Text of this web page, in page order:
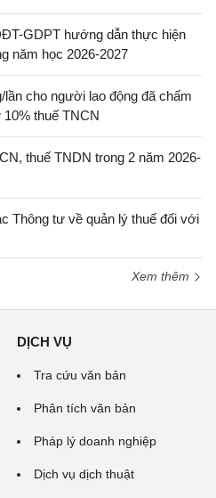
GDPT hướng dẫn thực hiện
năm học 2026-2027
lần cho người lao động đã chấm
thuế TNCN
thuế TNDN trong 2 năm 2026-
Thông tư về quản lý thuế đối với
Xem thêm
DỊCH VỤ
Tra cứu văn bản
Phân tích văn bản
Pháp lý doanh nghiệp
Dịch vụ dịch thuật